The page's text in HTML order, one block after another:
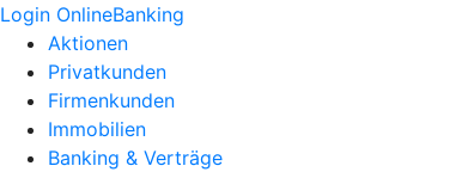
Login OnlineBanking
Aktionen
Privatkunden
Firmenkunden
Immobilien
Banking & Verträge